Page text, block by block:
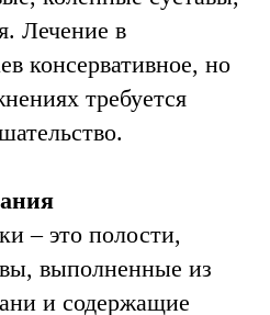
Лечение в
консервативное, но
требуется
– это полости,
выполненные из
и содержащие